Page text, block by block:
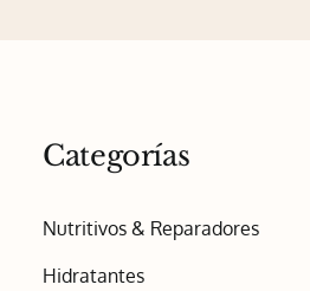
Categorías
Nutritivos & Reparadores
Hidratantes